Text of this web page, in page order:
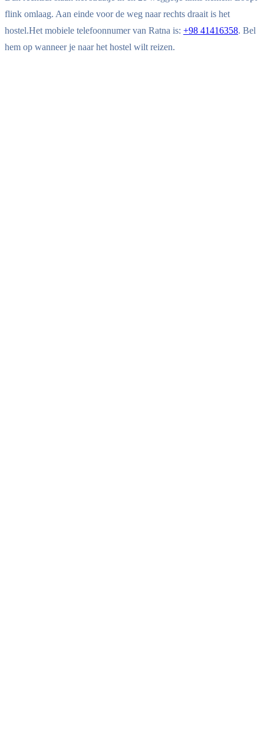
flink omlaag. Aan einde voor de weg naar rechts draait is het
hostel.Het mobiele telefoonnumer van Ratna is: +98 41416358. Bel
hem op wanneer je naar het hostel wilt reizen.